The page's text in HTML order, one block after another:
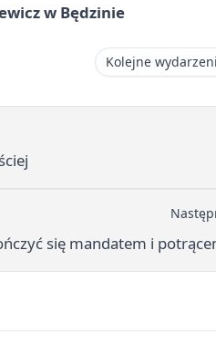
w Będzinie
Kolejne
się mandatem i